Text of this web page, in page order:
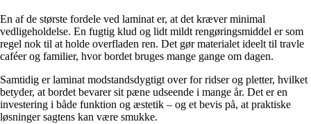
En af de største fordele ved laminat er, at det kræver minimal
vedligeholdelse. En fugtig klud og lidt mildt rengøringsmiddel er som
regel nok til at holde overfladen ren. Det gør materialet ideelt til travle
caféer og familier, hvor bordet bruges mange gange om dagen.
Samtidig er laminat modstandsdygtigt over for ridser og pletter, hvilket
betyder, at bordet bevarer sit pæne udseende i mange år. Det er en
investering i både funktion og æstetik – og et bevis på, at praktiske
løsninger sagtens kan være smukke.